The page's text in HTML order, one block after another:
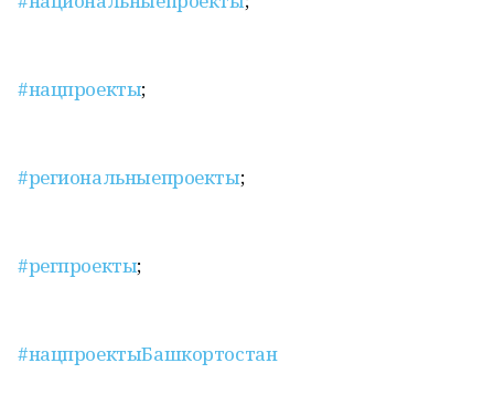
#нацпроекты;
#региональныепроекты;
#регпроекты;
#нацпроектыБашкортостан